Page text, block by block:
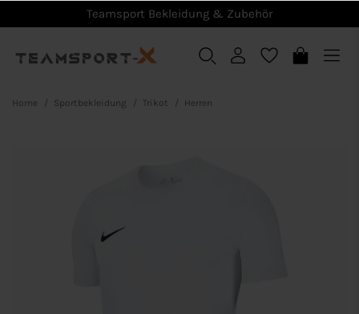
Teamsport Bekleidung & Zubehör
Home Sportbekleidung Trikot Herren